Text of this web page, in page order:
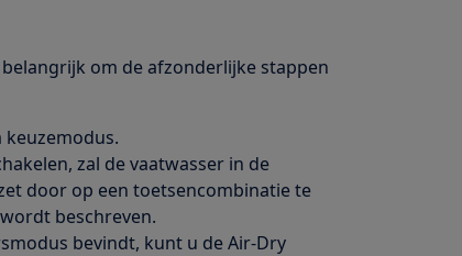
om de afzonderlijke stappen
zal de vaatwasser in de
door op een toetsencombinatie te
beschreven.
bevindt, kunt u de Air-Dry